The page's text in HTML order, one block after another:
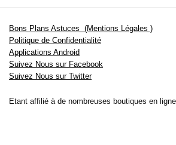
Bons Plans Astuces (Mentions Légales )
Politique de Confidentialité
Applications Android
Suivez Nous sur Facebook
Suivez Nous sur Twitter
Etant affilié à de nombreuses boutiques en